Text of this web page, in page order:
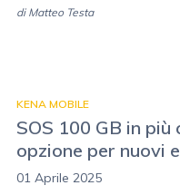
di Matteo Testa
KENA MOBILE
SOS 100 GB in più
opzione per nuovi
01 Aprile 2025